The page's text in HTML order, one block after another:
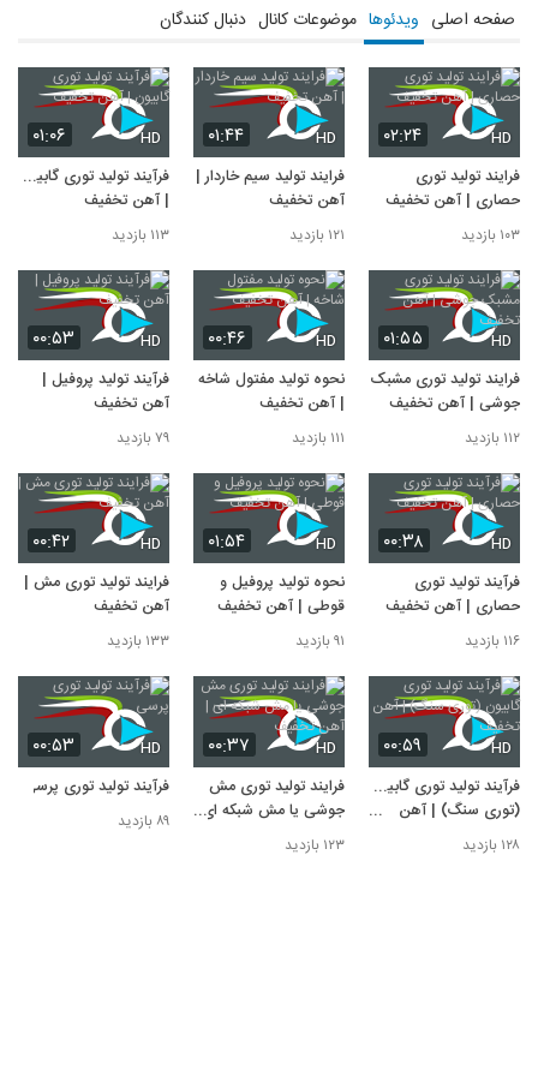
صفحه اصلی ویدئوها موضوعات کانال دنبال کنندگان
۰۲:۲۴ HD
فرایند تولید توری
حصاری | آهن تخفیف
۱۰۳ بازدید
۰۱:۴۴ HD
فرایند تولید سیم خاردار |
آهن تخفیف
۱۲۱ بازدید
۰۱:۰۶ HD
فرآیند تولید توری گابیون
| آهن تخفیف
۱۱۳ بازدید
۰۱:۵۵ HD
فرایند تولید توری مشبک
جوشی | آهن تخفیف
۱۱۲ بازدید
۰۰:۴۶ HD
نحوه تولید مفتول شاخه
| آهن تخفیف
۱۱۱ بازدید
۰۰:۵۳ HD
فرآیند تولید پروفیل |
آهن تخفیف
۷۹ بازدید
۰۰:۳۸ HD
فرآیند تولید توری
حصاری | آهن تخفیف
۱۱۶ بازدید
۰۱:۵۴ HD
نحوه تولید پروفیل و
قوطی | آهن تخفیف
۹۱ بازدید
۰۰:۴۲ HD
فرایند تولید توری مش |
آهن تخفیف
۱۳۳ بازدید
۰۰:۵۹ HD
فرآیند تولید توری گابیون
(توری سنگ) | آهن
تخفیف
۱۲۸ بازدید
۰۰:۳۷ HD
فرایند تولید توری مش
جوشی یا مش شبکه ای
| آهن تخفیف
۱۲۳ بازدید
۰۰:۵۳ HD
فرآیند تولید توری پرسی
۸۹ بازدید